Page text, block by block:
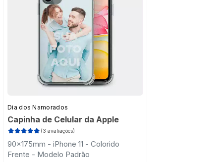
Dia dos Namorados
Capinha de Celular da Apple
(3 avaliações)
90x175mm - iPhone 11 - Colorido
Frente - Modelo Padrão